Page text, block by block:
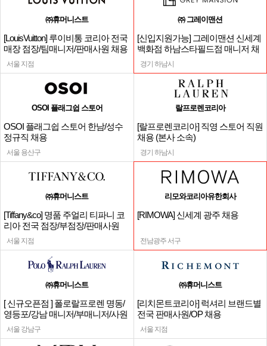
㈜휴머니스트
[LouisVuitton] 루이비통 코리아 전국
매장 점장/팀매니저/판매사원 채용
서울 지점
㈜ 그레이맨션
[신입지원가능] 그레이맨션 신세계
백화점 하남스타필드점 매니저 채
용
경기 하남시
OSOI 플래그쉽 스토어
OSOI 플래그쉽 스토어 한남/성수
정규직 채용
서울 용산구
랄프로렌코리아
[랄프로렌코리아] 직영 스토어 직원
채용 (본사 소속)
경기 하남시
㈜휴머니스트
[Tiffany&co] 명품 주얼리 티파니 코
리아 전국 점장/부점장/판매사원
서울 지점
리모와코리아유한회사
[RIMOWA] 신세계 광주 채용
전남광주 서구
㈜휴머니스트
[ 신규오픈점 ] 폴로랄프로렌 명동/
영등포/강남 매니저/부매니저/사원
서울 강남구
㈜휴머니스트
[리치몬트코리아] 럭셔리 브랜드별
전국 판매사원/OP 채용
서울 지점